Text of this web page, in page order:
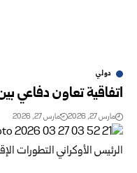
دولي
اتفاقية تعاون دفاعي
مارس 27, 2026 مارس 27, 2026